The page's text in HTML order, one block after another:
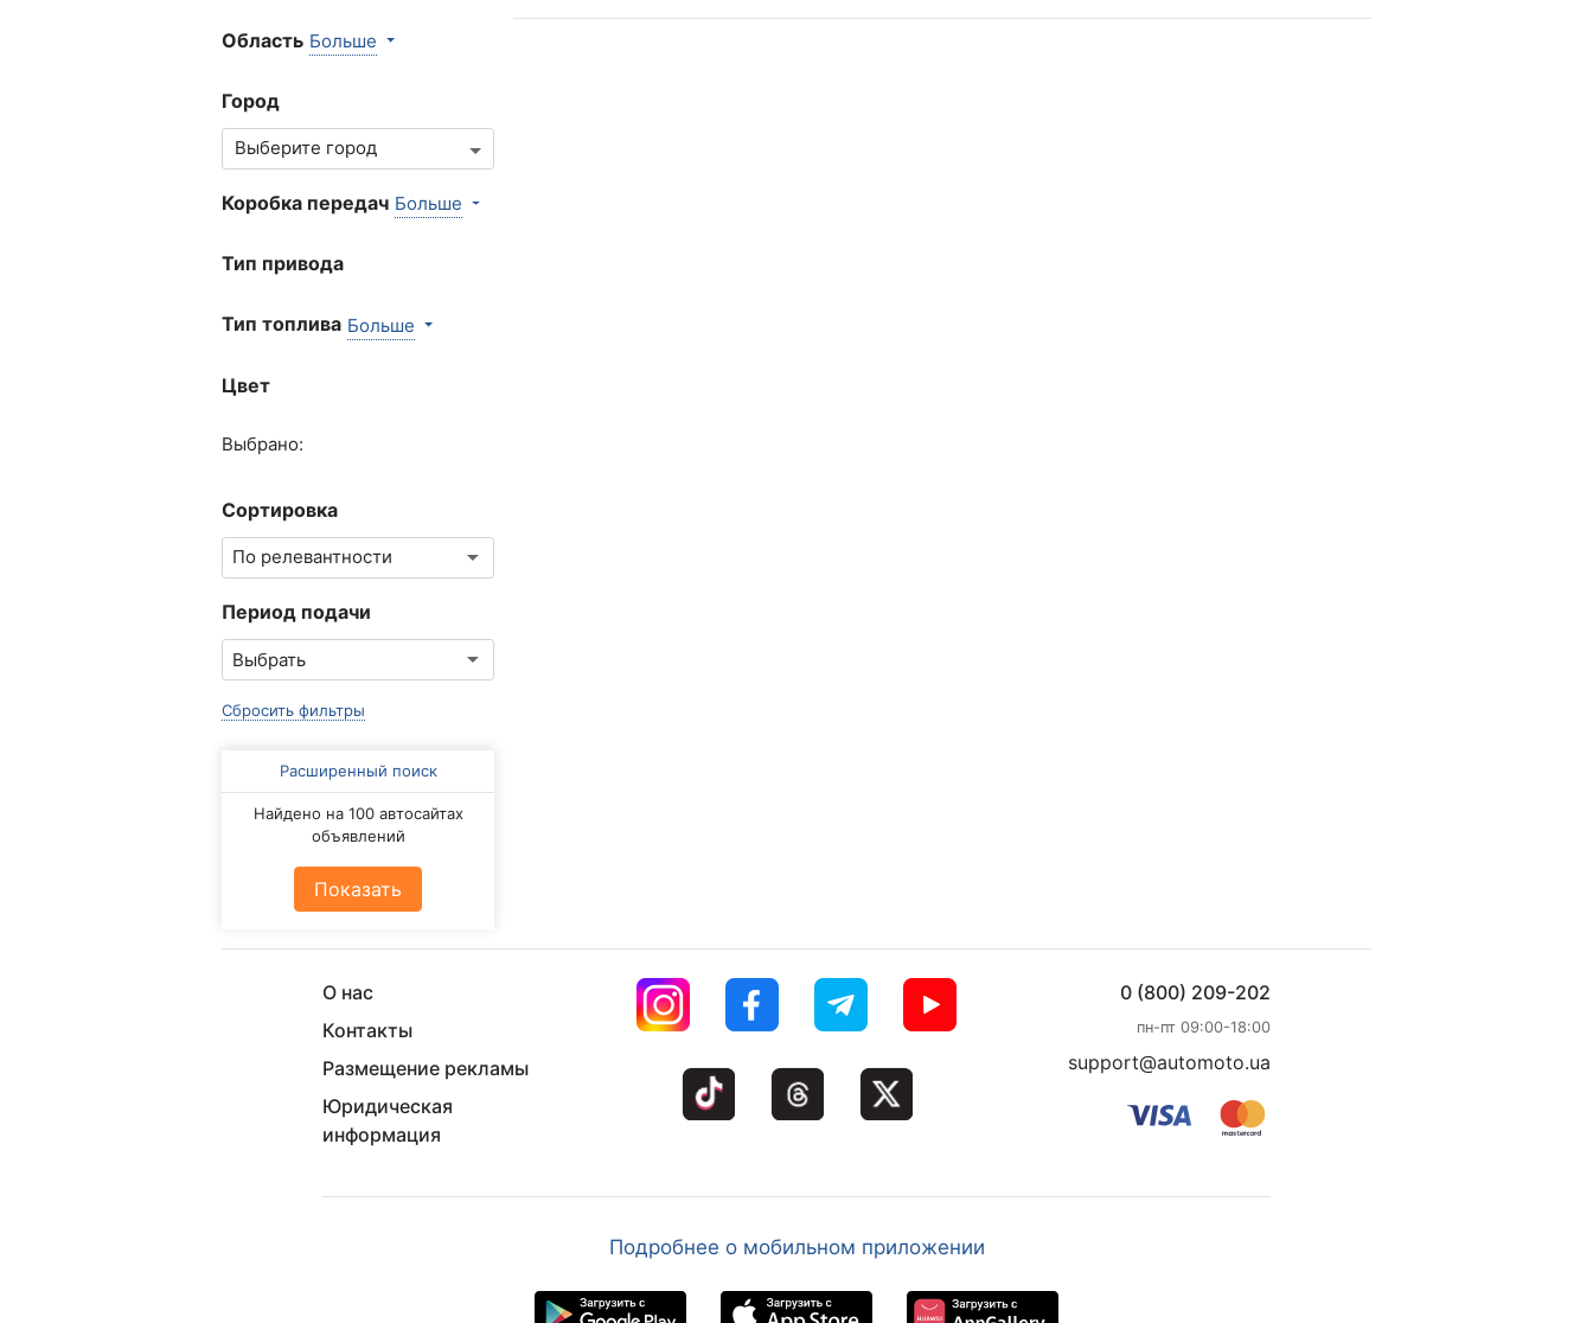
Область Больше
Город
Коробка передач Больше
Тип привода
Тип топлива Больше
Цвет
Выбрано:
Сортировка
Период подачи
Сбросить фильтры
Расширенный поиск
Найдено на 100 автосайтах
объявлений
Показать
О нас
Контакты
Размещение рекламы
Юридическая
информация
0 (800) 209-202
пн-пт 09:00-18:00
support@automoto.ua
Подробнее о мобильном приложении